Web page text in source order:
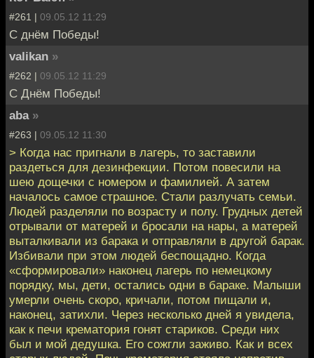
#261 | 09.05.12 11:29
С днём Победы!
valikan »
#262 | 09.05.12 11:29
С Днём Победы!
aba »
#263 | 09.05.12 11:30
> Когда нас пригнали в лагерь, то заставили
раздеться для дезинфекции. Потом повесили на
шею дощечки с номером и фамилией. А затем
началось самое страшное. Стали разлучать семьи.
Людей разделяли по возрасту и полу. Грудных детей
отрывали от матерей и бросали на нары, а матерей
выталкивали из барака и отправляли в другой барак.
Избивали при этом людей беспощадно. Когда
«сформировали» наконец лагерь по немецкому
порядку, мы, дети, остались одни в бараке. Малыши
умерли очень скоро, кричали, потом пищали и,
наконец, затихли. Через несколько дней я увидела,
как к печи крематория гонят стариков. Среди них
был и мой дедушка. Его сожгли заживо. Как и всех